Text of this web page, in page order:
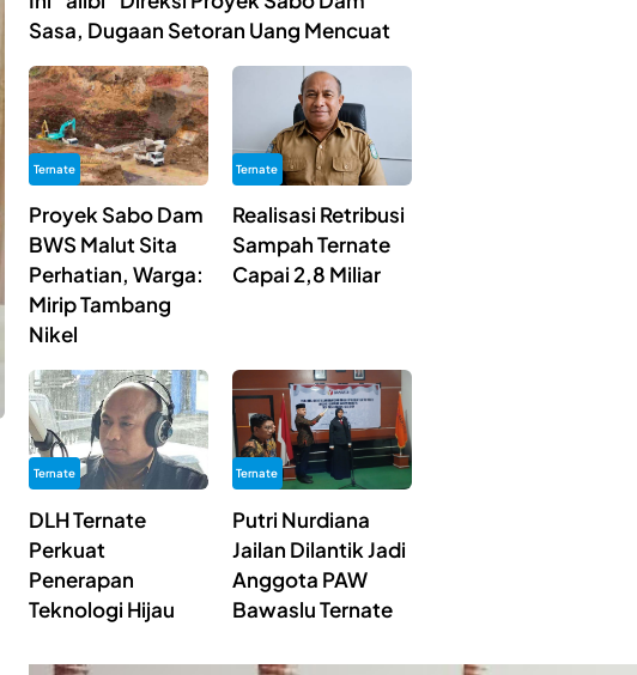
Sasa, Dugaan Setoran Uang Mencuat
Ternate
Proyek Sabo Dam
BWS Malut Sita
Perhatian, Warga:
Mirip Tambang
Nikel
Ternate
Realisasi Retribusi
Sampah Ternate
Capai 2,8 Miliar
Ternate
DLH Ternate
Perkuat
Penerapan
Teknologi Hijau
Ternate
Putri Nurdiana
Jailan Dilantik Jadi
Anggota PAW
Bawaslu Ternate